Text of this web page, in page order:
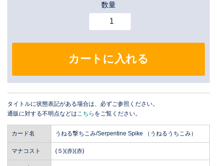
数量
カートに入れる
タイトルに状態表記がある場合は、必ずご参照ください。
通販に対する不明点などは こちら をご覧ください。
カード名 うねる撃ちこみ/Serpentine Spike （うねるうちこみ）
マナコスト (５)(赤)(赤)